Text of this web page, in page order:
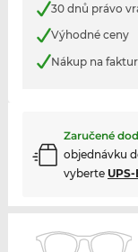
30 dnů právo
Výhodné ceny
Nákup na
Zaručené
objednávku
vyberte